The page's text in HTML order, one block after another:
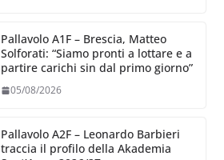
Pallavolo A1F – Brescia, Matteo
Solforati: “Siamo pronti a lottare e a
partire carichi sin dal primo giorno”
05/08/2026
Pallavolo A2F – Leonardo Barbieri
traccia il profilo della Akademia